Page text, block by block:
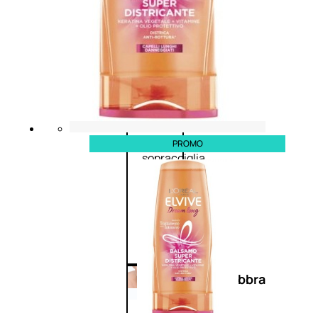
occhi
Eyeliner
Mascara
Matita
occhi
Antiocchiaie
e correttori
Matita
sopracciglia
Mascara
sopracciglia
Fissante
sopracciglia
Labbra
PROMO